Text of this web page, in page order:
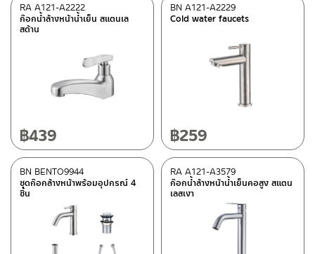
ก๊อกน้ำล้างหน้าน้ำเย็น สแตนเล
สด้าน
RA A121-A2222
฿439
Cold water faucets
BN A121-A2229
฿259
ชุดก๊อกล้างหน้าพร้อมอุปกรณ์ 4
ชิ้น
BN BENTO9944
ก๊อกน้ำล้างหน้าน้ำเย็นคอสูง สแตน
เลสเงา
RA A121-A3579